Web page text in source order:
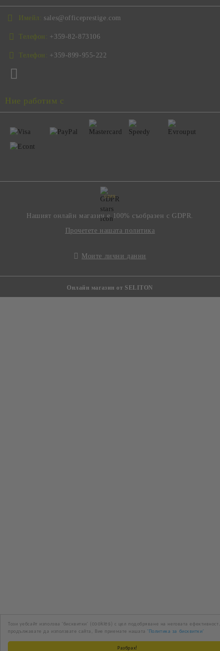
Разбрах!
Този уебсайт използва 'бисквитки' (cookies) с цел подобряване на неговата
продължавате да използвате сайта, Вие приемате нашата'Политика за бисквитки'
Имейл: sales@officeprestige.com
Телефон: +359-82-873106
Телефон: +359-899-955-222
Ние работим с
GDPR
Нашият онлайн магазин е 100% съобразен с GDPR.
Прочетете нашата политика
Моите лични данни
Онлайн магазин от SELITON